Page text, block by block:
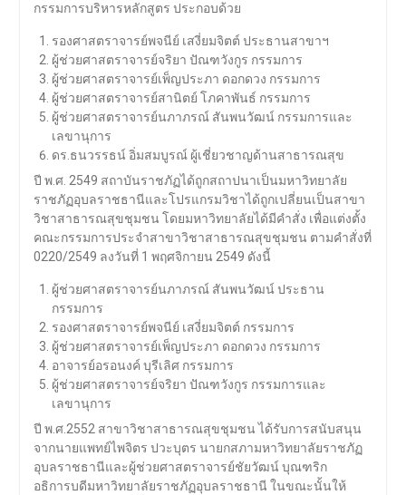
กรรมการบริหารหลักสูตร ประกอบด้วย
รองศาสตราจารย์พจนีย์ เสงี่ยมจิตต์ ประธานสาขาฯ
ผู้ช่วยศาสตราจารย์จริยา ปัณฑวังกูร กรรมการ
ผู้ช่วยศาสตราจารย์เพ็ญประภา ดอกดวง กรรมการ
ผู้ช่วยศาสตราจารย์สานิตย์ โภคาพันธ์ กรรมการ
ผู้ช่วยศาสตราจารย์นภาภรณ์ สันพนวัฒน์ กรรมการและ
เลขานุการ
ดร.ธนวรรธน์ อิ่มสมบูรณ์ ผู้เชี่ยวชาญด้านสาธารณสุข
ปี พ.ศ. 2549 สถาบันราชภัฏได้ถูกสถาปนาเป็นมหาวิทยาลัย
ราชภัฏอุบลราชธานีและโปรแกรมวิชาได้ถูกเปลี่ยนเป็นสาขา
วิชาสาธารณสุขชุมชน โดยมหาวิทยาลัยได้มีคำสั่ง เพื่อแต่งตั้ง
คณะกรรมการประจำสาขาวิชาสาธารณสุขชุมชน ตามคำสั่งที่
0220/2549 ลงวันที่ 1 พฤศจิกายน 2549 ดังนี้
ผู้ช่วยศาสตราจารย์นภาภรณ์ สันพนวัฒน์ ประธาน
กรรมการ
รองศาสตราจารย์พจนีย์ เสงี่ยมจิตต์ กรรมการ
ผู้ช่วยศาสตราจารย์เพ็ญประภา ดอกดวง กรรมการ
อาจารย์อรอนงค์ บุรีเลิศ กรรมการ
ผู้ช่วยศาสตราจารย์จริยา ปัณฑวังกูร กรรมการและ
เลขานุการ
ปี พ.ศ.2552 สาขาวิชาสาธารณสุขชุมชน ได้รับการสนับสนุน
จากนายแพทย์ไพจิตร ปวะบุตร นายกสภามหาวิทยาลัยราชภัฏ
อุบลราชธานีและผู้ช่วยศาสตราจารย์ชัยวัฒน์ บุณฑริก
อธิการบดีมหาวิทยาลัยราชภัฏอุบลราชธานี ในขณะนั้นให้